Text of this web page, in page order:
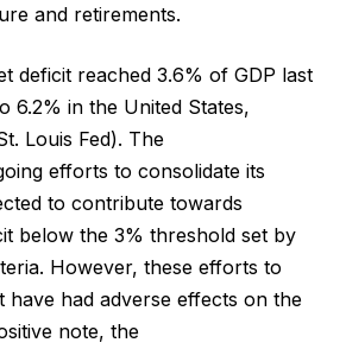
and retirements.
deficit reached 3.6% of GDP last
6.2% in the United States,
Louis Fed). The
efforts to consolidate its
to contribute towards
below the 3% threshold set by
However, these efforts to
have had adverse effects on the
note, the